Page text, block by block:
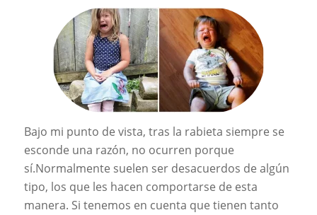
Bajo mi punto de vista, tras la rabieta siempre se
esconde una razón, no ocurren porque
sí.Normalmente suelen ser desacuerdos de algún
tipo, los que les hacen comportarse de esta
manera. Si tenemos en cuenta que tienen tanto